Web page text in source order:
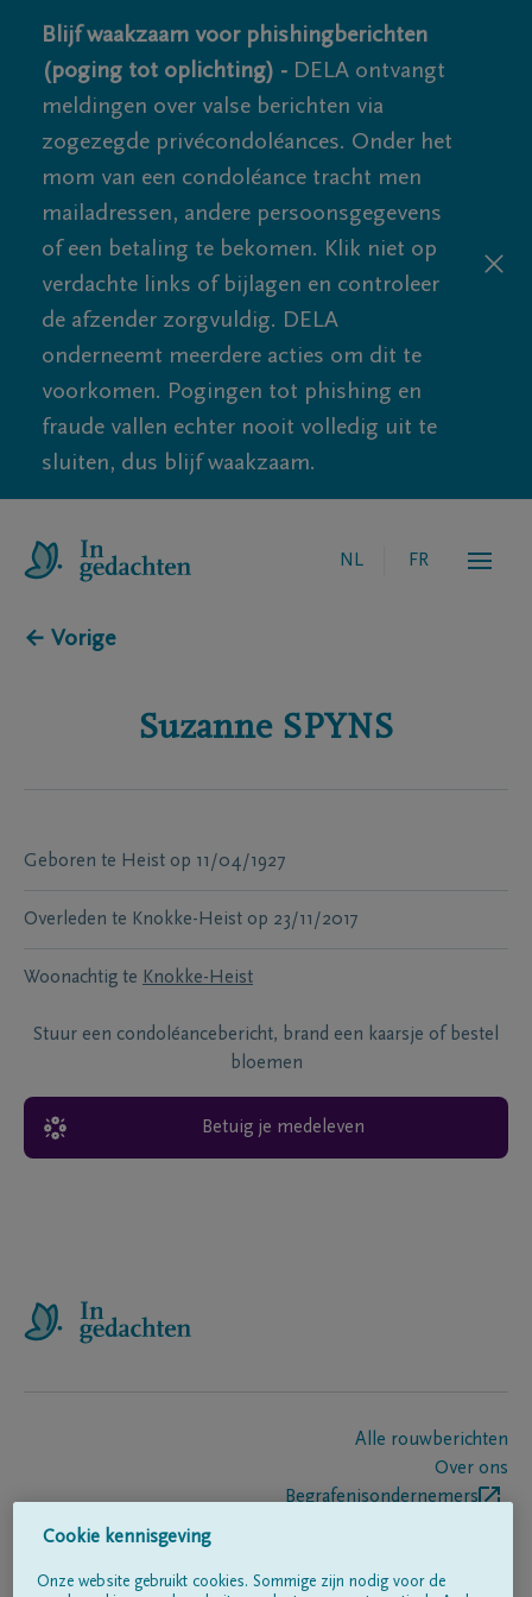
Blijf waakzaam voor phishingberichten
(poging tot oplichting) - DELA ontvangt
meldingen over valse berichten via
zogezegde privécondoléances. Onder het
mom van een condoléance tracht men
mailadressen, andere persoonsgegevens
of een betaling te bekomen. Klik niet op
verdachte links of bijlagen en controleer
de afzender zorgvuldig. DELA
onderneemt meerdere acties om dit te
voorkomen. Pogingen tot phishing en
fraude vallen echter nooit volledig uit te
sluiten, dus blijf waakzaam.
NL FR
← Vorige
Suzanne SPYNS
Geboren te Heist op 11/04/1927
Overleden te Knokke-Heist op 23/11/2017
Woonachtig te Knokke-Heist
Stuur een condoléancebericht, brand een kaarsje of bestel
bloemen
Betuig je medeleven
Alle rouwberichten
Over ons
Begrafenisondernemers
Cookie kennisgeving
Onze website gebruikt cookies. Sommige zijn nodig voor de